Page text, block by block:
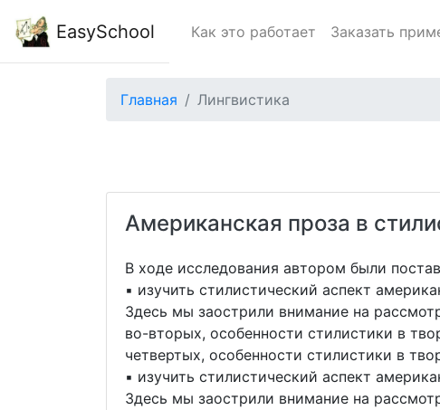
EasySchool Как это работает Заказать
Главная Лингвистика
Американская проза в
В ходе исследования автором были
▪ изучить стилистический аспект
Здесь мы заострили внимание на
во-вторых, особенности стилистики в
четвертых, особенности стилистики в
▪ изучить стилистический аспект
Здесь мы заострили внимание на